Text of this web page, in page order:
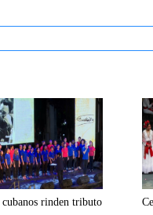
cubanos rinden tributo